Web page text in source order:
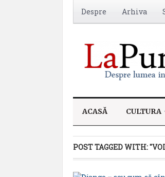
Despre Arhiva
ACASĂ CULTURA
POST TAGGED WITH: